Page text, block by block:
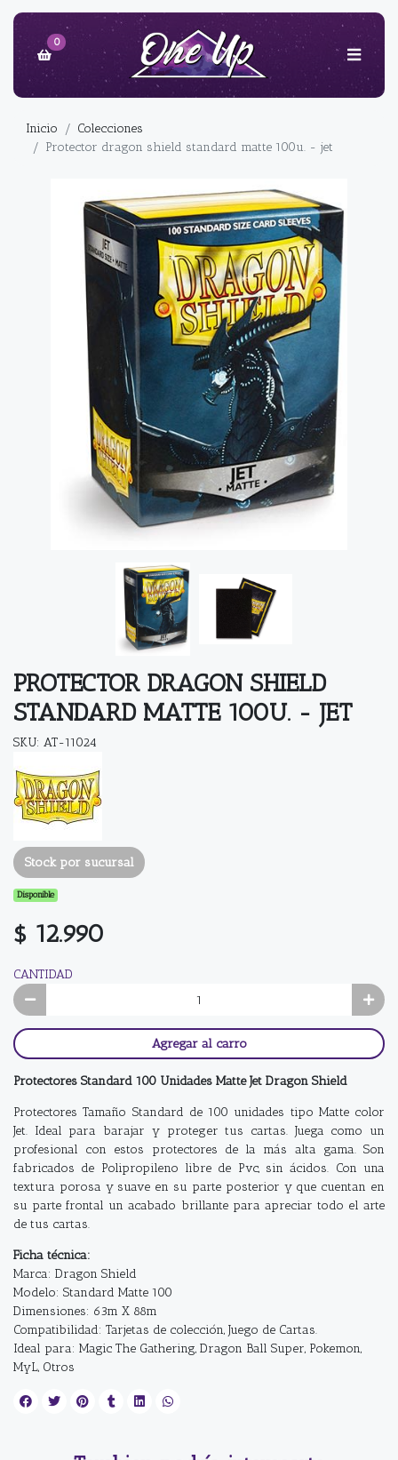
0
Inicio
Colecciones
Protector dragon shield standard matte 100u. - jet
PROTECTOR DRAGON SHIELD
STANDARD MATTE 100U. - JET
SKU: AT-11024
Stock por sucursal
Disponible
$ 12.990
CANTIDAD
Agregar al carro
Protectores Standard 100 Unidades Matte Jet Dragon Shield
Protectores Tamaño Standard de 100 unidades tipo Matte color
Jet. Ideal para barajar y proteger tus cartas. Juega como un
profesional con estos protectores de la más alta gama. Son
fabricados de Polipropileno libre de Pvc, sin ácidos. Con una
textura porosa y suave en su parte posterior y que cuentan en
su parte frontal un acabado brillante para apreciar todo el arte
de tus cartas.
Ficha técnica:
Marca: Dragon Shield
Modelo: Standard Matte 100
Dimensiones: 63m X 88m
Compatibilidad: Tarjetas de colección, Juego de Cartas.
Ideal para: Magic The Gathering, Dragon Ball Super, Pokemon,
MyL, Otros